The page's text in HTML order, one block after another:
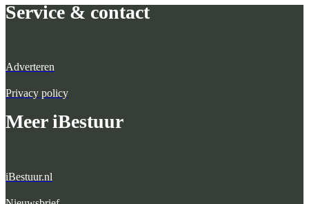
Service & contact
Adverteren
Privacy policy
Meer iBestuur
iBestuur.nl